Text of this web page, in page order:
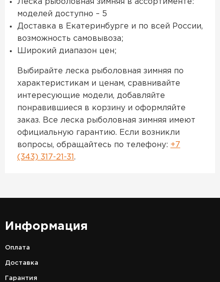
Леска рыболовная зимняя в ассортименте:
моделей доступно – 5
Доставка в Екатеринбурге и по всей России,
возможность самовывоза;
Широкий диапазон цен;
Выбирайте леска рыболовная зимняя по
характеристикам и ценам, сравнивайте
интересующие модели, добавляйте
понравившиеся в корзину и оформляйте
заказ. Все леска рыболовная зимняя имеют
официальную гарантию. Если возникли
вопросы, обращайтесь по телефону: +7
(343) 317-21-31 .
Информация
Оплата
Доставка
Гарантия